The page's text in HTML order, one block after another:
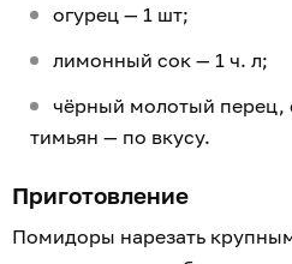
огурец — 1 шт;
лимонный сок — 1 ч. л;
чёрный молотый перец,
тимьян — по вкусу.
Приготовление
Помидоры нарезать